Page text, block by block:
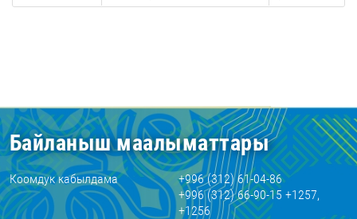
Байланыш маалыматтары
Коомдук кабылдама
+996 (312) 61-04-86
+996 (312) 66-90-15 +1257,
+1256